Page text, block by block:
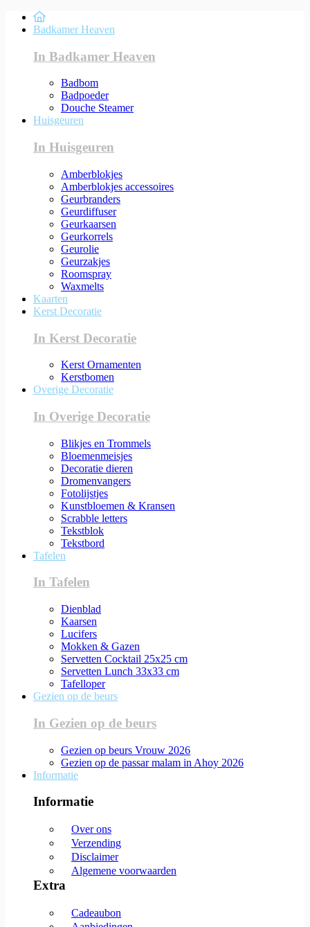
Badkamer Heaven
In Badkamer Heaven
Badbom
Badpoeder
Douche Steamer
Huisgeuren
In Huisgeuren
Amberblokjes
Amberblokjes accessoires
Geurbranders
Geurdiffuser
Geurkaarsen
Geurkorrels
Geurolie
Geurzakjes
Roomspray
Waxmelts
Kaarten
Kerst Decoratie
In Kerst Decoratie
Kerst Ornamenten
Kerstbomen
Overige Decoratie
In Overige Decoratie
Blikjes en Trommels
Bloemenmeisjes
Decoratie dieren
Dromenvangers
Fotolijstjes
Kunstbloemen & Kransen
Scrabble letters
Tekstblok
Tekstbord
Tafelen
In Tafelen
Dienblad
Kaarsen
Lucifers
Mokken & Gazen
Servetten Cocktail 25x25 cm
Servetten Lunch 33x33 cm
Tafelloper
Gezien op de beurs
In Gezien op de beurs
Gezien op beurs Vrouw 2026
Gezien op de passar malam in Ahoy 2026
Informatie
Informatie
Over ons
Verzending
Disclaimer
Algemene voorwaarden
Extra
Cadeaubon